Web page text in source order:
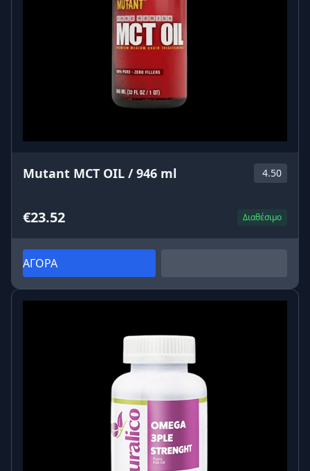
Mutant MCT OIL / 946 ml 4.50
€23.52 Διαθέσιμο
ΑΓΟΡΑ